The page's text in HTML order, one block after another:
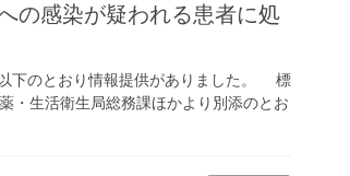
の感染が疑われる患者に処
下のとおり情報提供がありました。 標
・生活衛生局総務課ほかより別添のとお